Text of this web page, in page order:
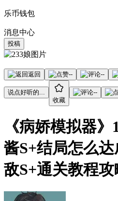
乐币钱包
消息中心
投稿
返回 -- --
说点好听的...
收藏
--
《病娇模拟器
酱S+结局怎么
敌S+通关教程攻